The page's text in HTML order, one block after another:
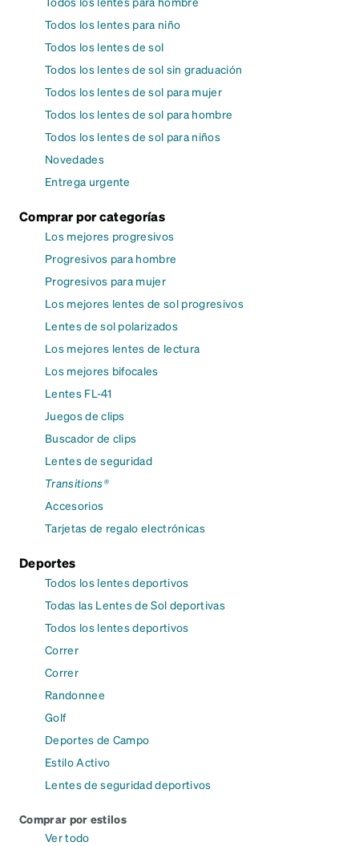
Todos los lentes para niño
Todos los lentes de sol
Todos los lentes de sol sin graduación
Todos los lentes de sol para mujer
Todos los lentes de sol para hombre
Todos los lentes de sol para niños
Novedades
Entrega urgente
Comprar por categorías
Los mejores progresivos
Progresivos para hombre
Progresivos para mujer
Los mejores lentes de sol progresivos
Lentes de sol polarizados
Los mejores lentes de lectura
Los mejores bifocales
Lentes FL-41
Juegos de clips
Buscador de clips
Lentes de seguridad
Transitions®
Accesorios
Tarjetas de regalo electrónicas
Deportes
Todos los lentes deportivos
Todas las Lentes de Sol deportivas
Todos los lentes deportivos
Correr
Correr
Randonnee
Golf
Deportes de Campo
Estilo Activo
Lentes de seguridad deportivos
Comprar por estilos
Ver todo